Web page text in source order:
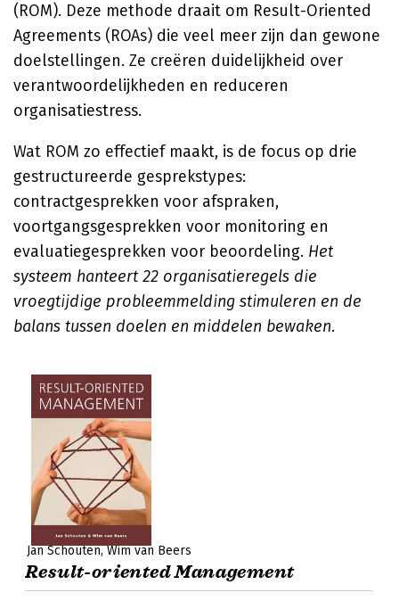
(ROM). Deze methode draait om Result-Oriented
Agreements (ROAs) die veel meer zijn dan gewone
doelstellingen. Ze creëren duidelijkheid over
verantwoordelijkheden en reduceren
organisatiestress.
Wat ROM zo effectief maakt, is de focus op drie
gestructureerde gesprekstypes:
contractgesprekken voor afspraken,
voortgangsgesprekken voor monitoring en
evaluatiegesprekken voor beoordeling. Het
systeem hanteert 22 organisatieregels die
vroegtijdige probleemmelding stimuleren en de
balans tussen doelen en middelen bewaken.
Jan Schouten Wim van Beers
Result-oriented Management